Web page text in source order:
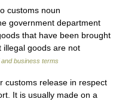
customs noun
government department
that have been brought
illegal goods are not
and business terms
customs release in respect
It is usually made on a